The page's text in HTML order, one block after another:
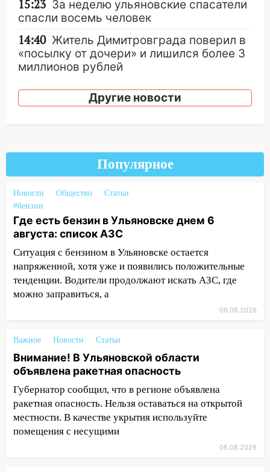
15:23 За неделю ульяновские спасатели
спасли восемь человек
14:40 Житель Димитровграда поверил в
«посылку от дочери» и лишился более 3
миллионов рублей
14:30 Застолье закончилось кражей:
ульяновец перевёл себе деньги с карты
поймали 48 пьяных водителей
13:54 Хотел «подарить жене машину»,
но едва не отдал мошенникам 530
тысяч рублей
13:30 Пять встреч и почти 5 млн рублей:
ульяновский пенсионер отдал деньги
курьеру мошенников
13:16 На Московском шоссе Opel не
уступил дорогу и столкнулся с Kia:
водитель госпитализирован
женщину на пешеходном переходе
12:49 В Заволжье Hyundai сбил 68-
летнюю женщину на пешеходном
переходе
12:40 В Новой Малыкле Mitsubishi сбил
велосипедиста на перекрёстке
12:21
Заволжье ушло под воду после
ливня: дорожникам пришлось срочно
Другие новости
Популярное
Новости Общество
Статьи
#бензин
Где есть бензин в Ульяновске днем 6
августа: список АЗС
Ситуация с бензином в Ульяновске остается
напряженной, хотя уже и появились положительные
тенденции. Водители продолжают искать АЗС, где
можно заправиться, а
06.08.2026
Важное Новости Статьи
Внимание! В Ульяновской области
объявлена ракетная опасность
Губернатор сообщил, что в регионе объявлена
ракетная опасность. Нельзя оставаться на открытой
местности. В качестве укрытия используйте
помещения с несущими
06.08.2026